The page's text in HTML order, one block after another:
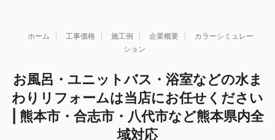
ホーム 工事価格 施工例 企業概要
カラーシミュレー
ション
お風呂・ユニットバス・浴室などの水ま
わりリフォームは当店にお任せください
| 熊本市・合志市・八代市など熊本県内全
域対応